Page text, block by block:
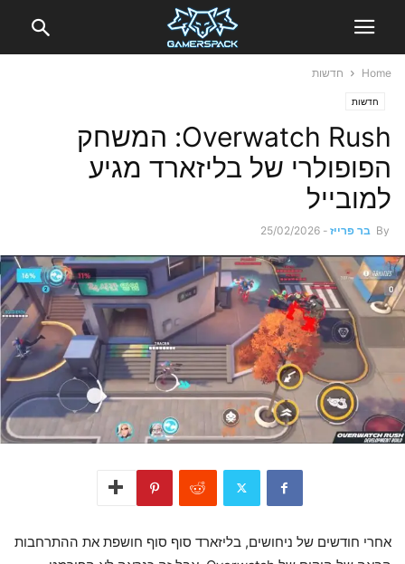
Home חדשות
חדשות
Overwatch Rush: המשחק
הפופולרי של בליזארד מגיע
למובייל
By בר פרייז -
25/02/2026
אחרי חודשים של ניחושים, בליזארד סוף סוף חושפת את ההתרחבות